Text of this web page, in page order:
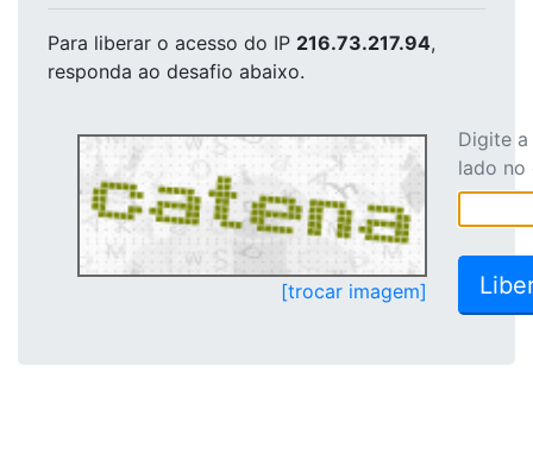
Para liberar o acesso do IP 216.73.217.94,
responda ao desafio abaixo.
[trocar imagem]
Digite
lado no